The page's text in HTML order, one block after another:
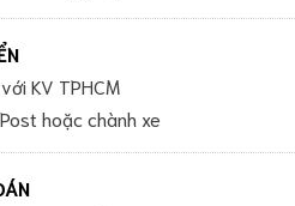
KV TPHCM
hoặc chành xe